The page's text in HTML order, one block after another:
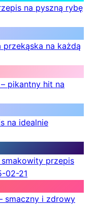
na pyszną rybę
przekąska na każdą
pikantny hit na
na idealnie
przepis
02-21
smaczny i zdrowy